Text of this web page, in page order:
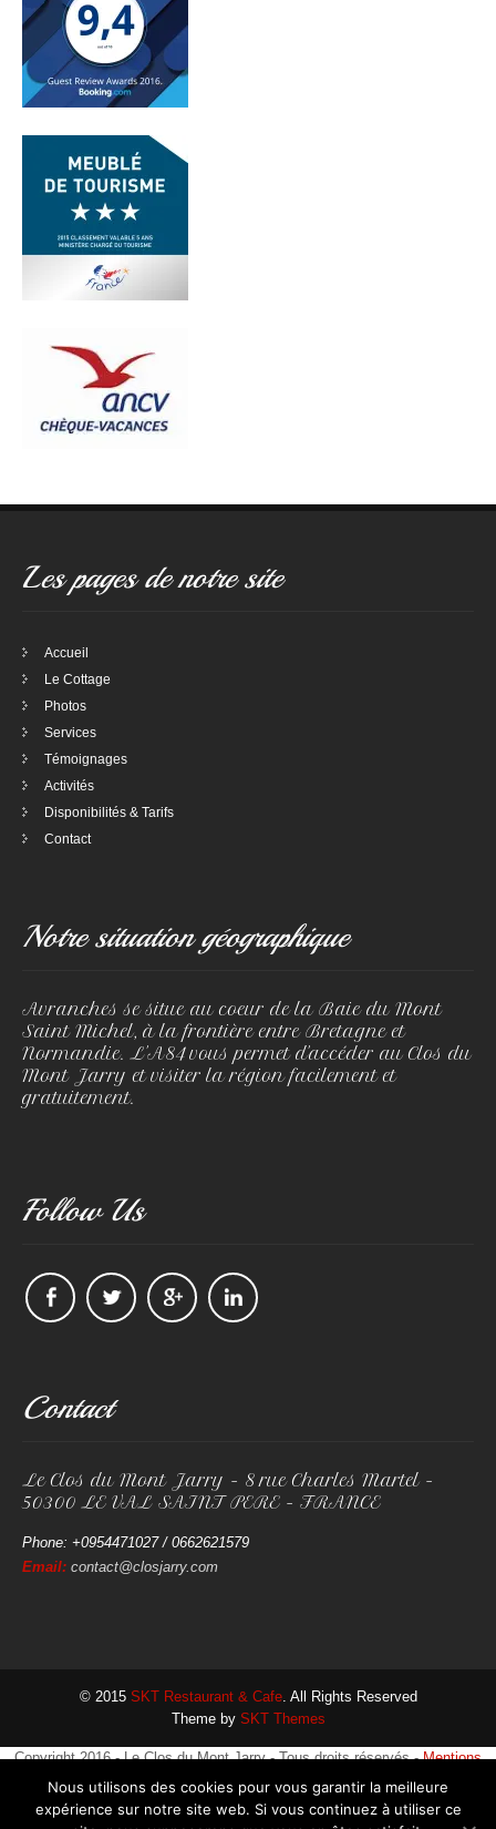
Les pages de notre site
Accueil
Le Cottage
Photos
Services
Témoignages
Activités
Disponibilités & Tarifs
Contact
Notre situation géographique
Avranches se situe au coeur de la Baie du Mont
Saint Michel, à la frontière entre Bretagne et
Normandie. L'A84 vous permet d'accéder au Clos du
Mont Jarry et visiter la région facilement et
gratuitement.
Follow Us
Contact
Le Clos du Mont Jarry - 8 rue Charles Martel -
50300 LE VAL SAINT PERE - FRANCE
Phone: +0954471027 / 0662621579
Email: contact@closjarry.com
© 2015 SKT Restaurant & Cafe. All Rights Reserved
Theme by SKT Themes
Copyright 2016 - Le Clos du Mont Jarry - Tous droits réservés -Mentions
Nous utilisons des cookies pour vous garantir la meilleure
expérience sur notre site web. Si vous continuez à utiliser ce